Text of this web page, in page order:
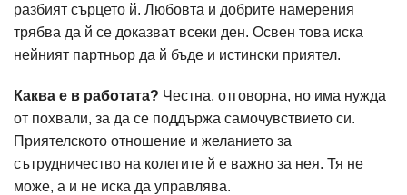
разбият сърцето й. Любовта и добрите намерения
трябва да й се доказват всеки ден. Освен това иска
нейният партньор да й бъде и истински приятел.
Каква е в работата? Честна, отговорна, но има нужда
от похвали, за да се поддържа самочувствието си.
Приятелското отношение и желанието за
сътрудничество на колегите й е важно за нея. Тя не
може, а и не иска да управлява.